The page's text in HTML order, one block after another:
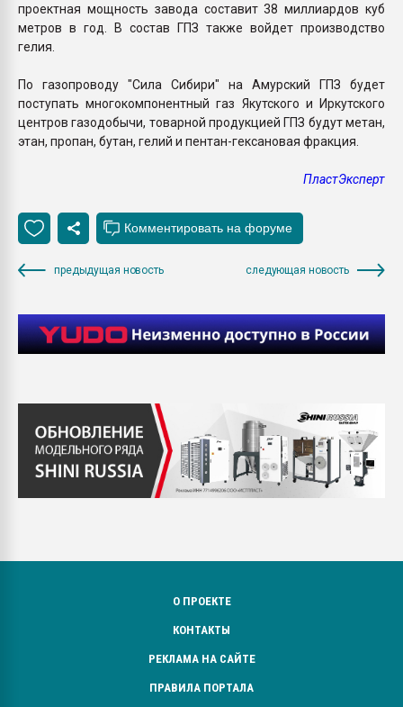
проектная мощность завода составит 38 миллиардов куб
метров в год. В состав ГПЗ также войдет производство
гелия.
По газопроводу "Сила Сибири" на Амурский ГПЗ будет
поступать многокомпонентный газ Якутского и Иркутского
центров газодобычи, товарной продукцией ГПЗ будут метан,
этан, пропан, бутан, гелий и пентан-гексановая фракция.
ПластЭксперт
предыдущая новость следующая новость
О ПРОЕКТЕ
КОНТАКТЫ
РЕКЛАМА НА САЙТЕ
ПРАВИЛА ПОРТАЛА